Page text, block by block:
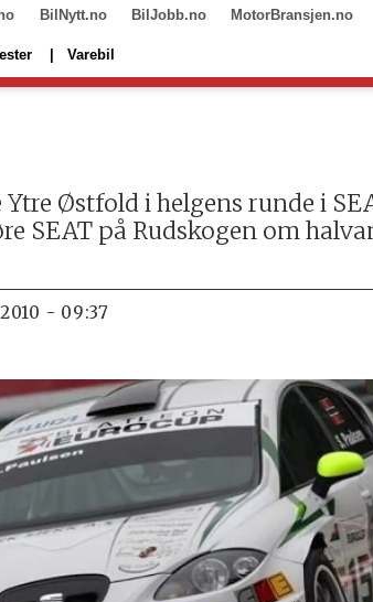
BilNytt.no BilJobb.no MotorBransjen.no
Varebil
Østfold i helgens runde i
SEAT på Rudskogen om
- 09:37